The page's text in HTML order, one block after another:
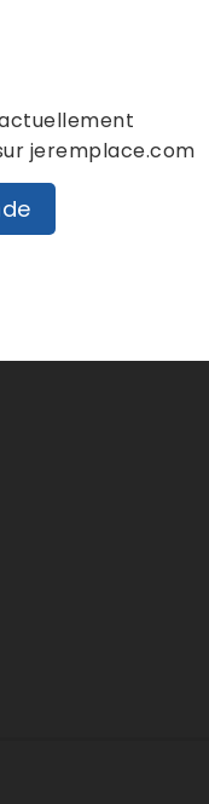
jeremplace.com